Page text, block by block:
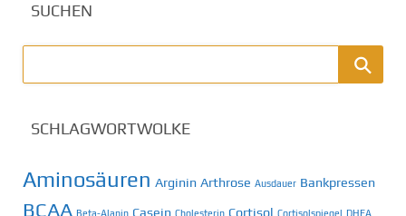
SUCHEN
SCHLAGWORTWOLKE
Aminosäuren Arginin Arthrose Ausdauer Bankpressen
BCAA Beta-Alanin Casein Cholesterin Cortisol Cortisolspiegel DHEA